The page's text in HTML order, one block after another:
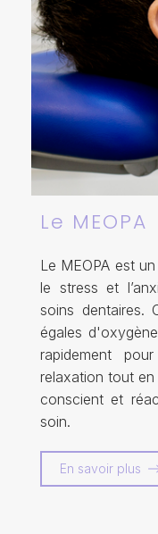
Le MEOPA
Le MEOPA est
le stress et
soins dentaires.
égales
rapidement
relaxation tout
conscient et
soin.
En savoir plus